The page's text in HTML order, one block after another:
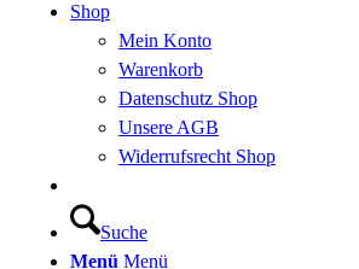
Shop
Mein Konto
Warenkorb
Datenschutz Shop
Unsere AGB
Widerrufsrecht Shop
Suche
Menü Menü